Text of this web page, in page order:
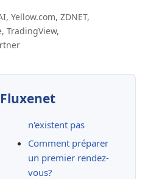
Yellow.com, ZDNET,
TradingView,
n'existent pas
Comment préparer
un premier rendez-
vous?